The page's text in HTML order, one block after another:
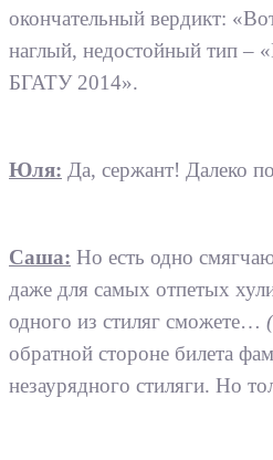
окончательный вердикт:
наглый, недостойный тип –
БГАТУ 2014».
Юля: Да, сержант! Далеко
Саша: Но есть одно
даже для самых отпетых
одного из стиляг сможете…
обратной стороне билета
незаурядного стиляги. Но